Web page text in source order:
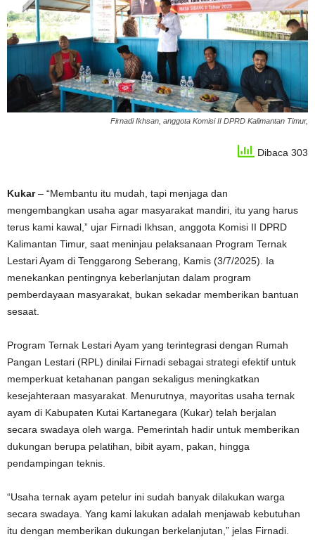
Firnadi Ikhsan, anggota Komisi II DPRD Kalimantan Timur,
Dibaca 303
Kukar– “Membantu itu mudah, tapi menjaga dan
mengembangkan usaha agar masyarakat mandiri, itu yang harus
terus kami kawal,” ujar Firnadi Ikhsan, anggota Komisi II DPRD
Kalimantan Timur, saat meninjau pelaksanaan Program Ternak
Lestari Ayam di Tenggarong Seberang, Kamis (3/7/2025). Ia
menekankan pentingnya keberlanjutan dalam program
pemberdayaan masyarakat, bukan sekadar memberikan bantuan
sesaat.
Program Ternak Lestari Ayam yang terintegrasi dengan Rumah
Pangan Lestari (RPL) dinilai Firnadi sebagai strategi efektif untuk
memperkuat ketahanan pangan sekaligus meningkatkan
kesejahteraan masyarakat. Menurutnya, mayoritas usaha ternak
ayam di Kabupaten Kutai Kartanegara (Kukar) telah berjalan
secara swadaya oleh warga. Pemerintah hadir untuk memberikan
dukungan berupa pelatihan, bibit ayam, pakan, hingga
pendampingan teknis.
“Usaha ternak ayam petelur ini sudah banyak dilakukan warga
secara swadaya. Yang kami lakukan adalah menjawab kebutuhan
itu dengan memberikan dukungan berkelanjutan,” jelas Firnadi.